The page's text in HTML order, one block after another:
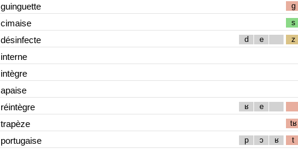
guinguette g
cimaise s
désinfecte d e z
interne
intègre
apaise
réintègre ʁ e
trapèze tʁ
portugaise p ɔ ʁ t